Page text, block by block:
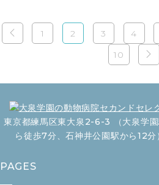
1 2 3 4
10
東京都練馬区東大泉2-6-3 （大泉学
ら徒歩7分、石神井公園駅から12分
PAGES